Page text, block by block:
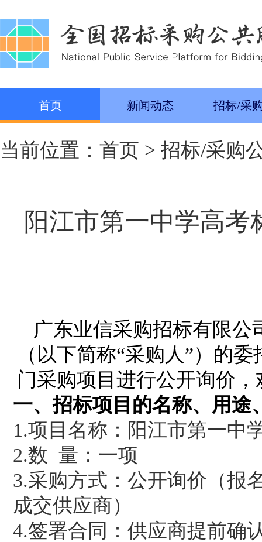
首页 新闻动态 招标/采
当前位置： 首页 > 招标/采购
阳江市第一中学高
广东业信采购招标有限公
（以下简称“采购人”）的
门采购项目进行公开询价
一、招标项目的名称、用途
1.项目名称： 阳江市第一中
2.数 量：一项
3.采购方式： 公开询价 （报
成交供应商）
4.签署合同：供应商提前确